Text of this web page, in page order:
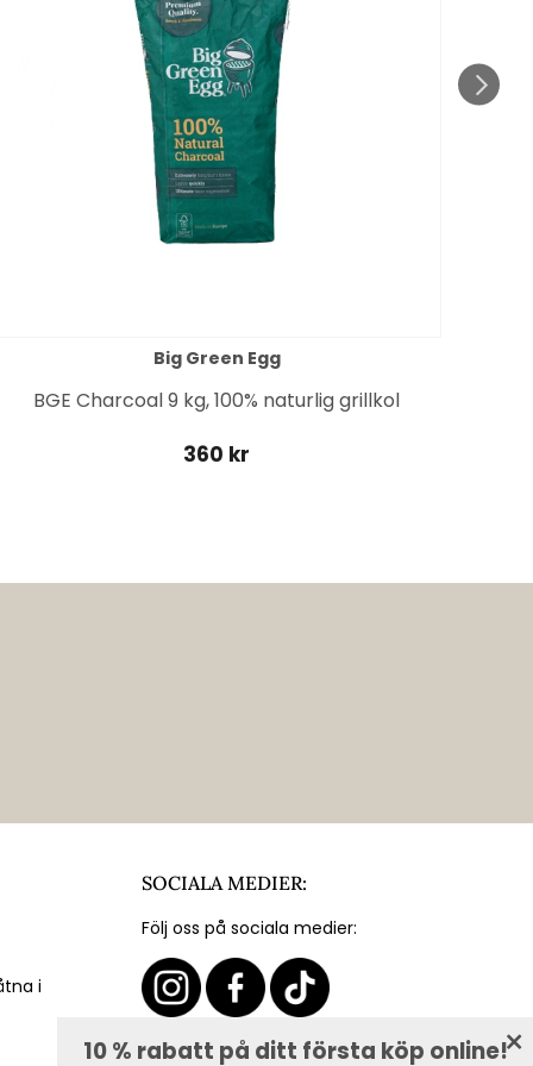
Big Green Egg
BGE Charcoal 9 kg, 100% naturlig grillkol
360 kr
10 % rabatt på ditt första köp online!
i
SOCIALA MEDIER:
Följ oss på sociala medier: